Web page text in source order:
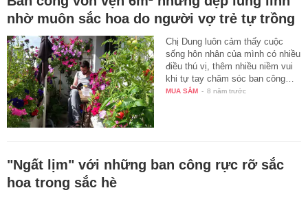
nhờ muôn sắc hoa do người vợ trẻ tự trồng
Chị Dung luôn cảm thấy cuộc
sống hôn nhân của mình có nhiều
điều thú vị, thêm nhiều niềm vui
khi tự tay chăm sóc ban công…
MUA SẮM - 8 năm trước
"Ngất lịm" với những ban công rực rỡ sắc
hoa trong sắc hè